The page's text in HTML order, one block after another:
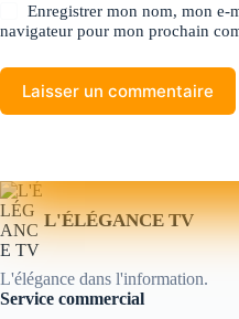
Enregistrer mon nom, mon e-
navigateur pour mon prochain
Laisser un commentaire
L'ÉLÉGANCE TV
L'élégance dans l'information.
Service commercial